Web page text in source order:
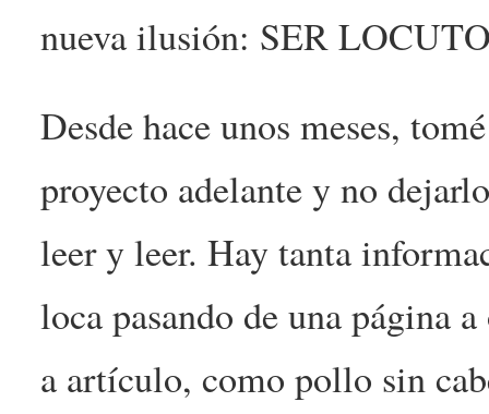
nueva ilusión: SER
Desde hace unos meses,
proyecto adelante y no
leer y leer. Hay tanta
loca pasando de una página
a artículo, como pollo sin